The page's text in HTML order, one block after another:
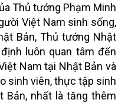
Thủ tướng Phạm Minh
Việt Nam sinh sống,
Bản, Thủ tướng Nhật
luôn quan tâm đến
Nam tại Nhật Bản và
sinh viên, thực tập sinh
Bản, nhất là tăng thêm